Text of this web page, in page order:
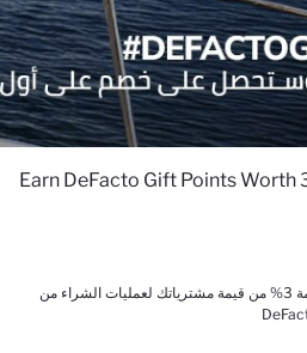
Earn DeFacto Gift Points Worth
يمكنك ان تكسب نقاط هدايا بقيمة 3% من قيمة مشترياتك لعمليات الشراء من